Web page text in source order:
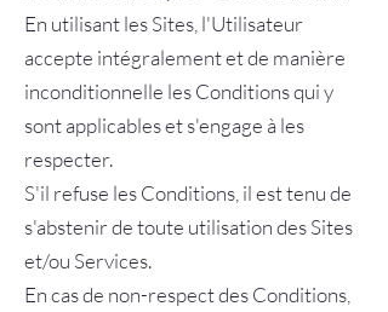
En utilisant les Sites, l'Utilisateur
accepte intégralement et de manière
inconditionnelle les Conditions qui y
sont applicables et s'engage à les
respecter.
S'il refuse les Conditions, il est tenu de
s'abstenir de toute utilisation des Sites
et/ou Services.
En cas de non-respect des Conditions,